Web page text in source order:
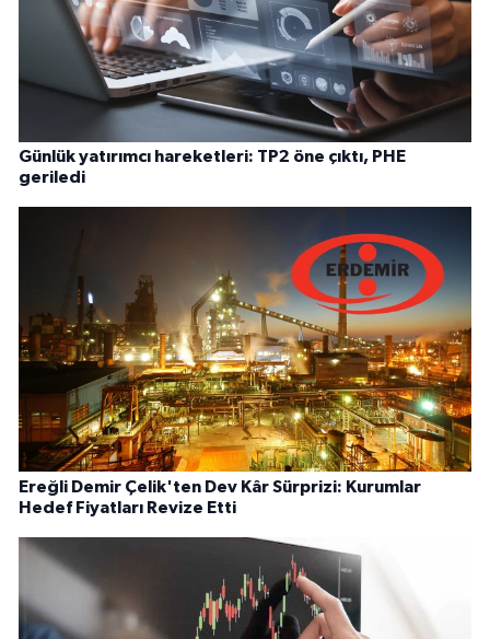
Günlük yatırımcı hareketleri: TP2 öne çıktı, PHE
geriledi
Ereğli Demir Çelik'ten Dev Kâr Sürprizi: Kurumlar
Hedef Fiyatları Revize Etti